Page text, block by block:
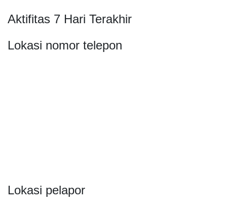
Aktifitas 7 Hari Terakhir
Lokasi nomor telepon
Lokasi pelapor